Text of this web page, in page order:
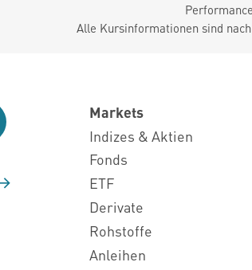
Alle Kursinformationen sind
Markets
Indizes & Aktien
Fonds
ETF
Derivate
Rohstoffe
Anleihen